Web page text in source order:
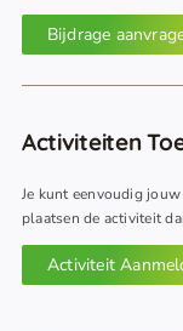
Bijdrage
Activiteiten
Je kunt eenvoudig
plaatsen de activiteit
Activiteit